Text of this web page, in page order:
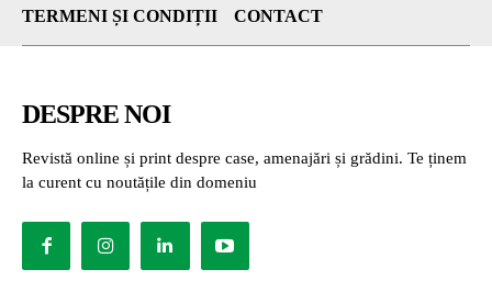
TERMENI ȘI CONDIȚII
CONTACT
DESPRE NOI
Revistă online și print despre case, amenajări și grădini. Te ținem
la curent cu noutățile din domeniu